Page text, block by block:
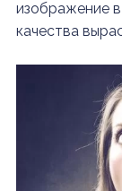
изображение
качества